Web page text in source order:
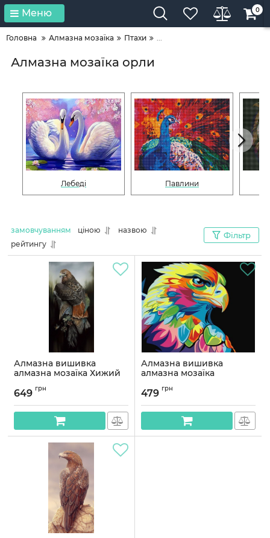
Меню 0
Головна Алмазна мозаїка Птахи ...
Алмазна мозаїка орли
Лебеді Павлини
замовчуванням ціною
назвою
рейтингу
Фільтр
Алмазна вишивка
алмазна мозаїка Хижий
Артикул:
649 грн
Алмазна вишивка
алмазна мозаїка
OG00136SS
Артикул:OG00136SS
479 грн